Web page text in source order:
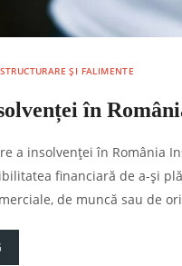
ȘI FALIMENTE
în
a insolvenței în România
financiară de a-și
de muncă sau de